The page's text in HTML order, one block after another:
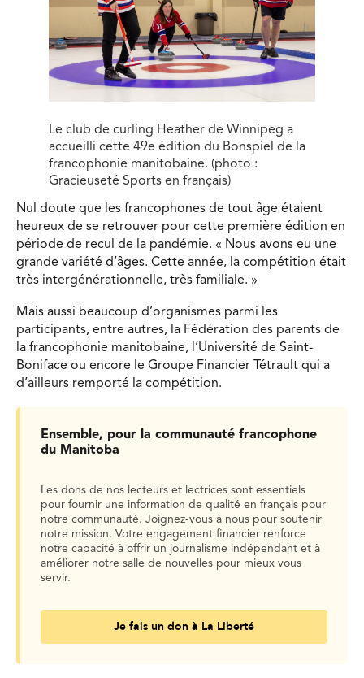
Le club de curling Heather de Winnipeg a
accueilli cette 49e édition du Bonspiel de la
francophonie manitobaine. (photo :
Gracieuseté Sports en français)
Nul doute que les francophones de tout âge étaient
heureux de se retrouver pour cette première édition en
période de recul de la pandémie. « Nous avons eu une
grande variété d’âges. Cette année, la compétition était
très intergénérationnelle, très familiale. »
Mais aussi beaucoup d’organismes parmi les
participants, entre autres, la Fédération des parents de
la francophonie manitobaine, l’Université de Saint-
Boniface ou encore le Groupe Financier Tétrault qui a
d’ailleurs remporté la compétition.
Ensemble, pour la communauté francophone
du Manitoba
Les dons de nos lecteurs et lectrices sont essentiels
pour fournir une information de qualité en français pour
notre communauté. Joignez-vous à nous pour soutenir
notre mission. Votre engagement financier renforce
notre capacité à offrir un journalisme indépendant et à
améliorer notre salle de nouvelles pour mieux vous
servir.
Je fais un don à La Liberté